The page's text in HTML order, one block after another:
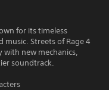
for its timeless
music. Streets of Rage 4
with new mechanics,
soundtrack.